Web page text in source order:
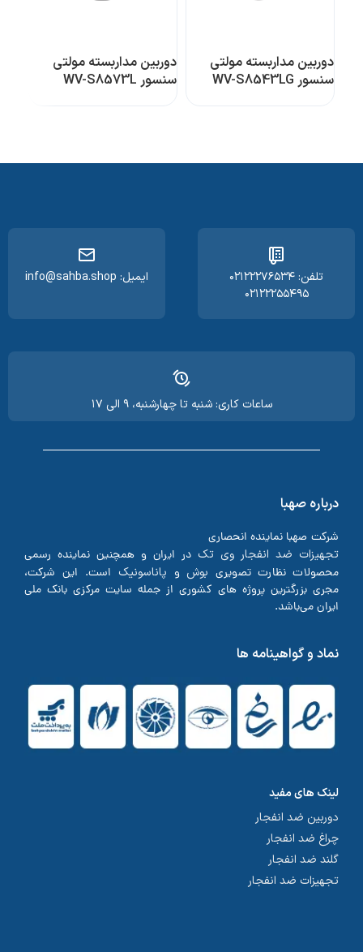
دوربین مداربسته مولتی
سنسور WV-S8543LG
دوربین مداربسته مولتی
سنسور WV-S8573L
تلفن: ۰۲۱۲۲۲۷۶۵۳۴
۰۲۱۲۲۲۵۵۴۹۵
ایمیل: info@sahba.shop
ساعات کاری: شنبه تا چهارشنبه، ۹ الی ۱۷
درباره صهبا
شرکت صهبا نماینده انحصاری
تجهیزات ضد انفجار وی تک در ایران و همچنین نماینده رسمی
محصولات نظارت تصویری بوش و پاناسونیک است. این شرکت،
مجری بزرگترین پروژه های کشوری از جمله سایت مرکزی بانک ملی
ایران می‌باشد.
نماد و گواهینامه ها
لینک های مفید
دوربین ضد انفجار
چراغ ضد انفجار
گلند ضد انفجار
تجهیزات ضد انفجار